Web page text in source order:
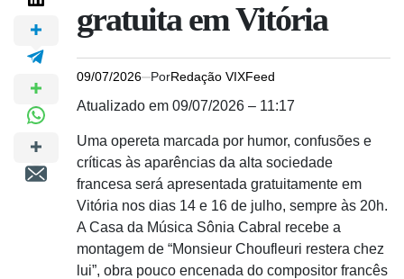
gratuita em Vitória
09/07/2026 PorRedação VIXFeed
Atualizado em 09/07/2026 – 11:17
Uma opereta marcada por humor, confusões e
críticas às aparências da alta sociedade
francesa será apresentada gratuitamente em
Vitória nos dias 14 e 16 de julho, sempre às 20h.
A Casa da Música Sônia Cabral recebe a
montagem de “Monsieur Choufleuri restera chez
lui”, obra pouco encenada do compositor francês